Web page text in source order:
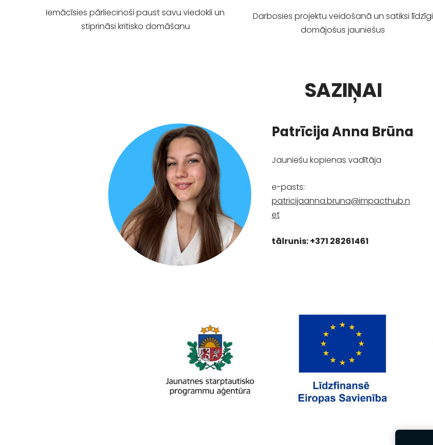
Iemācīsies pārliecinoši paust savu viedokli un
stiprināsi kritisko domāšanu
Darbosies projektu veidošanā un satiksi līdzīgi
domājošus jauniešus
SAZIŅAI
Patrīcija Anna Brūna
Jauniešu kopienas vadītāja
e-pasts:
patricijaanna.bruna@impacthub.n
et
tālrunis: +371 28261461